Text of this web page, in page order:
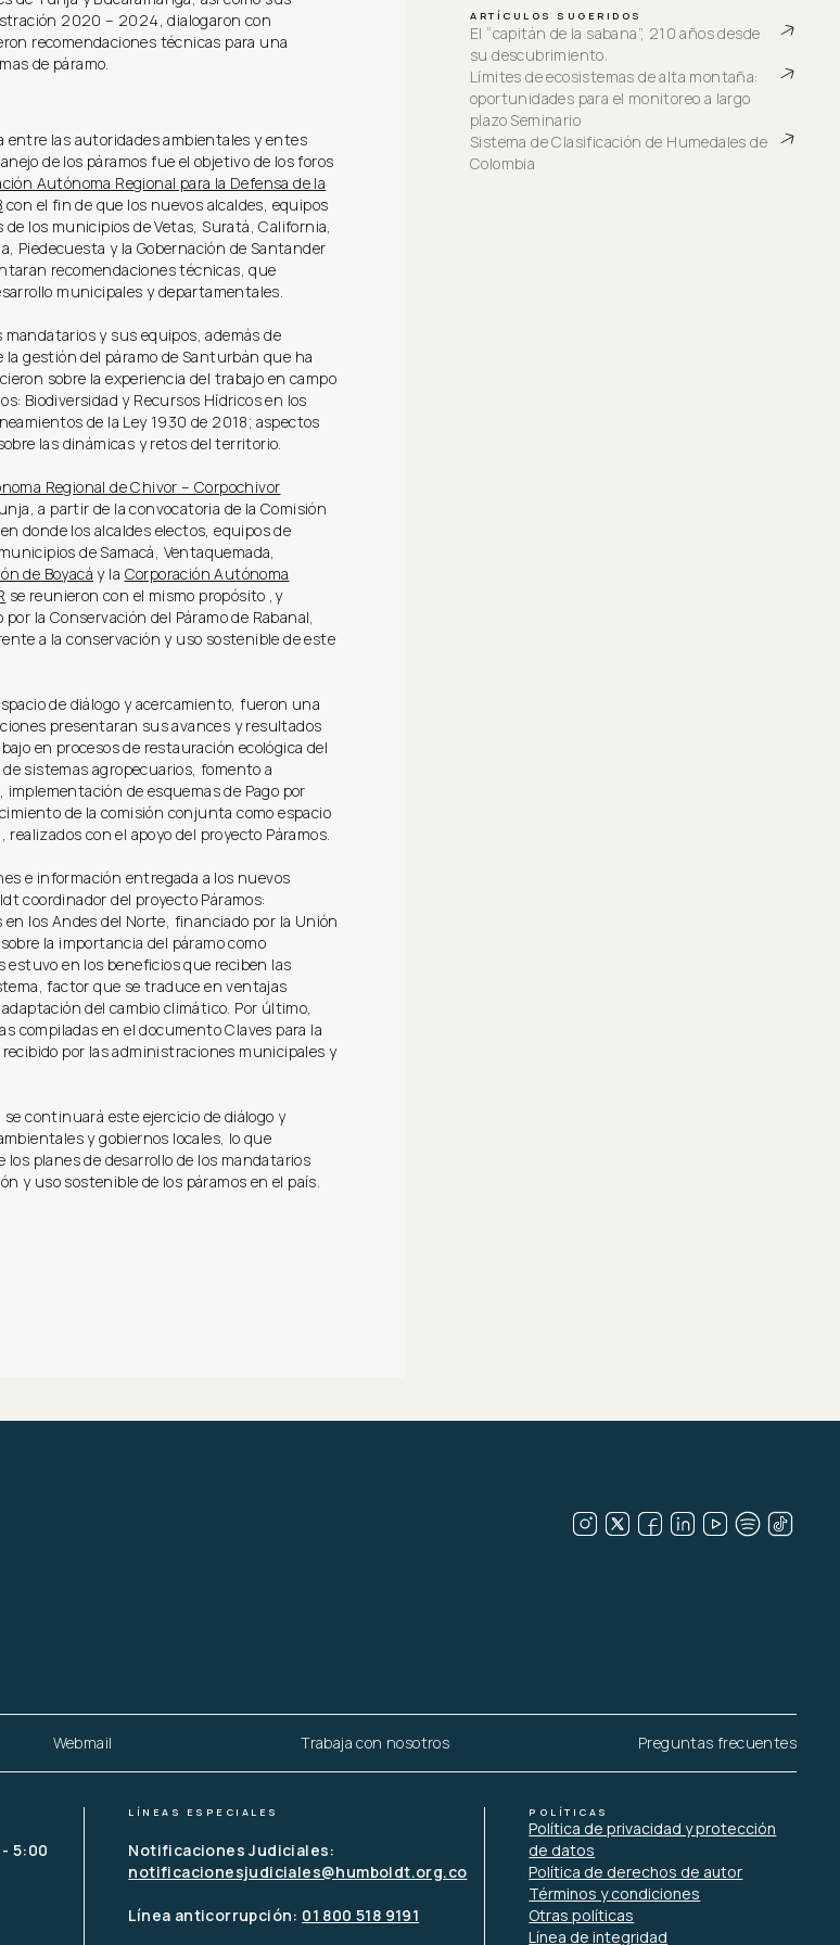
2020 – 2024, dialogaron con
recomendaciones técnicas para una
de páramo.
las autoridades ambientales y entes
de los páramos fue el objetivo de los foros
Autónoma Regional para la Defensa de la
con el fin de que los nuevos alcaldes, equipos
los municipios de Vetas, Suratá, California,
Piedecuesta y la Gobernación de Santander
recomendaciones técnicas, que
municipales y departamentales.
y sus equipos, además de
la gestión del páramo de Santurbán que ha
sobre la experiencia del trabajo en campo
Biodiversidad y Recursos Hídricos en los
de la Ley 1930 de 2018; aspectos
las dinámicas y retos del territorio.
Regional de Chivor – Corpochivor
a partir de la convocatoria de la Comisión
donde los alcaldes electos, equipos de
de Samacá, Ventaquemada,
de Boyacá y la Corporación Autónoma
se reunieron con el mismo propósito ,y
la Conservación del Páramo de Rabanal,
a la conservación y uso sostenible de este
de diálogo y acercamiento, fueron una
presentaran sus avances y resultados
en procesos de restauración ecológica del
sistemas agropecuarios, fomento a
de esquemas de Pago por
de la comisión conjunta como espacio
con el apoyo del proyecto Páramos.
e información entregada a los nuevos
coordinador del proyecto Páramos:
los Andes del Norte, financiado por la Unión
la importancia del páramo como
en los beneficios que reciben las
factor que se traduce en ventajas
del cambio climático. Por último,
compiladas en el documento Claves para la
por las administraciones municipales y
continuará este ejercicio de diálogo y
y gobiernos locales, lo que
planes de desarrollo de los mandatarios
y uso sostenible de los páramos en el país.
ARTÍCULOS SUGERIDOS
El “capitán de la sabana”, 210 años desde
su descubrimiento.
Límites de ecosistemas de alta montaña:
oportunidades para el monitoreo a largo
plazo Seminario
Sistema de Clasificación de Humedales de
Colombia
Webmail Trabaja con nosotros Preguntas frecuentes
5:00
LÍNEAS ESPECIALES
Notificaciones Judiciales:
notificacionesjudiciales@humboldt.org.co
Línea anticorrupción: 01 800 518 9191
POLÍTICAS
Política de privacidad y protección
de datos
Política de derechos de autor
Términos y condiciones
Otras políticas
Línea de integridad